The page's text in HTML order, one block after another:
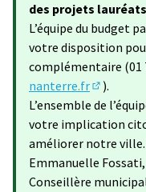
des projets lauréats
L’équipe du budget
votre disposition
complémentaire (01
nanterre.fr
(S'ouvre
).
L’ensemble de
votre implication
améliorer notre ville.
Emmanuelle Fossati,
Conseillère